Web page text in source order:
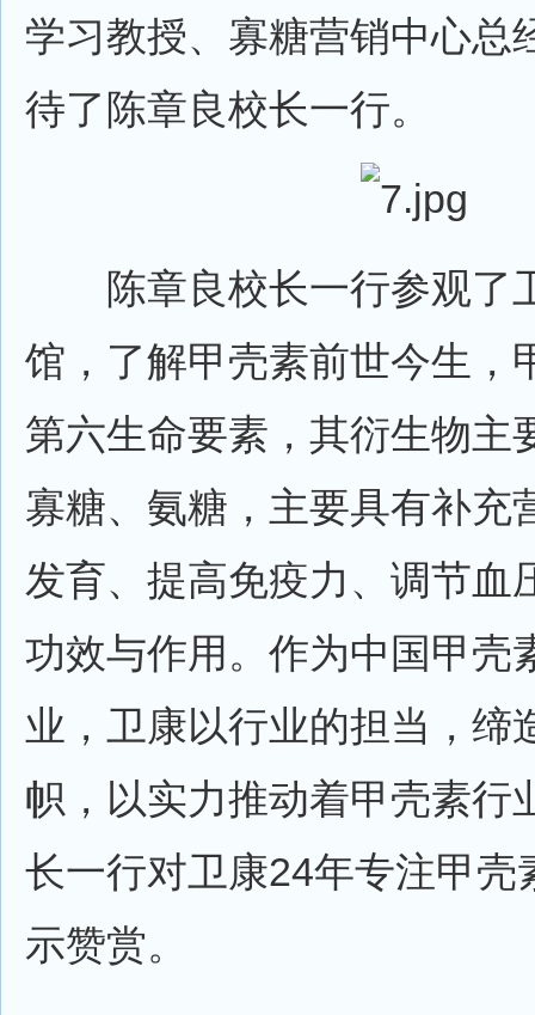
学习教授、寡糖营销中心总
待了陈章良校长一行。
陈章良校长一行参观了
馆，了解甲壳素前世今生，
第六生命要素，其衍生物主
寡糖、氨糖，主要具有补充
发育、提高免疫力、调节血
功效与作用。作为中国甲壳
业，卫康以行业的担当，缔
帜，以实力推动着甲壳素行
长一行对卫康24年专注甲壳
示赞赏。